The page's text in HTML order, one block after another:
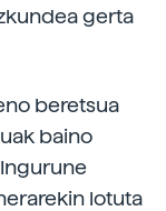
gerta
beretsua
baino
lotuta